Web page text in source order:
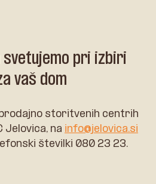
svetujemo pri izbiri
vaš dom
prodajno storitvenih centrih
Jelovica, na info@jelovica.si
številki 080 23 23.